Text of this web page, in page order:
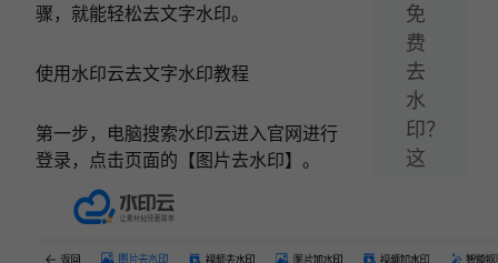
骤，就能轻松去文字水印。
使用水印云去文字水印教程
第一步，电脑搜索水印云进入官网进行
登录，点击页面的【图片去水印】。
免
费
去
水
印？
这